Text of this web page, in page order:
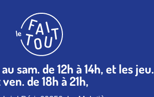
sam. de 12h à 14h, et les jeu.
de 18h à 21h,